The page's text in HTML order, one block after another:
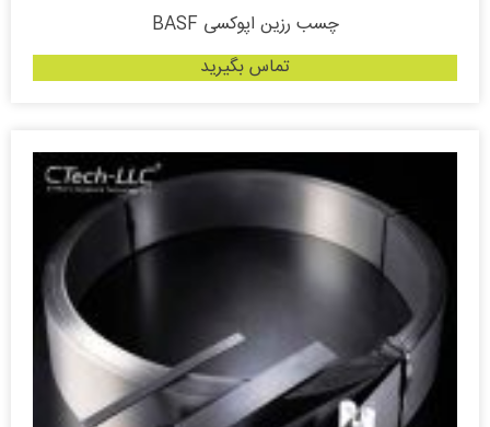
چسب رزین اپوکسی BASF
تماس بگیرید